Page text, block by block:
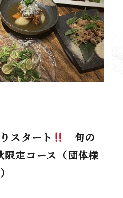
スタート
旬の
定コース（団体様
）